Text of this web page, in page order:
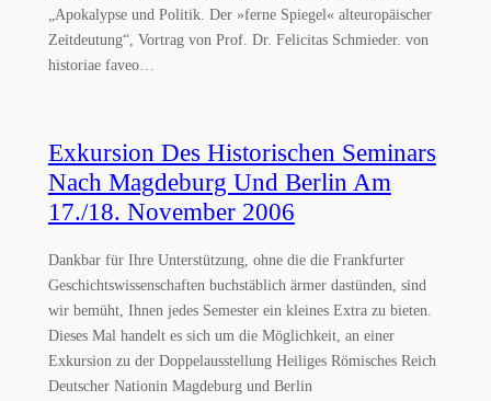
„Apokalypse und Politik. Der »ferne Spiegel« alteuropäischer
Zeitdeutung“, Vortrag von Prof. Dr. Felicitas Schmieder. von
historiae faveo…
Exkursion Des Historischen Seminars
Nach Magdeburg Und Berlin Am
17./18. November 2006
Dankbar für Ihre Unterstützung, ohne die die Frankfurter
Geschichtswissenschaften buchstäblich ärmer dastünden, sind
wir bemüht, Ihnen jedes Semester ein kleines Extra zu bieten.
Dieses Mal handelt es sich um die Möglichkeit, an einer
Exkursion zu der Doppelausstellung Heiliges Römisches Reich
Deutscher Nationin Magdeburg und Berlin